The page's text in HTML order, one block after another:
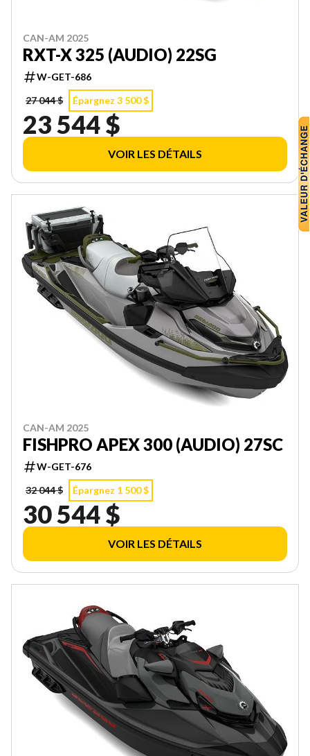
CAN-AM 2025
RXT-X 325 (AUDIO) 22SG
W-GET-686
27 044 $
Épargnez 3 500 $
23 544 $
VOIR LES DÉTAILS
CAN-AM 2025
FISHPRO APEX 300 (AUDIO) 27SC
W-GET-676
32 044 $
Épargnez 1 500 $
30 544 $
VOIR LES DÉTAILS